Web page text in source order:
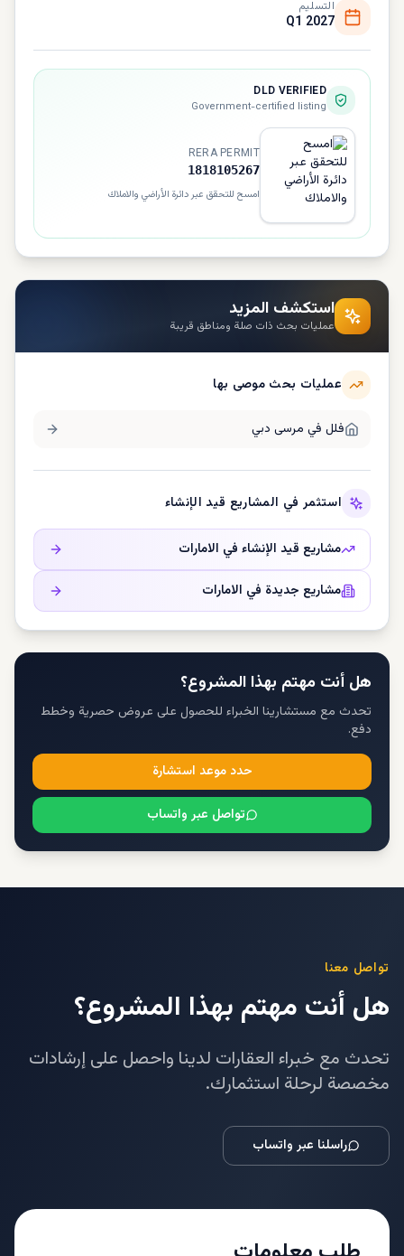
التسليم
Q1 2027
DLD VERIFIED
Government-certified listing
RERA PERMIT
1818105267
امسح للتحقق عبر دائرة الأراضي والاملاك
استكشف المزيد
عمليات بحث ذات صلة ومناطق قريبة
عمليات بحث موصى بها
فلل في مرسى دبي
استثمر في المشاريع قيد الإنشاء
مشاريع قيد الإنشاء في الامارات
مشاريع جديدة في الامارات
هل أنت مهتم بهذا المشروع؟
تحدث مع مستشارينا الخبراء للحصول على عروض حصرية وخطط
دفع.
حدد موعد استشارة
تواصل عبر واتساب
تواصل معنا
هل أنت مهتم بهذا المشروع؟
تحدث مع خبراء العقارات لدينا واحصل على إرشادات
مخصصة لرحلة استثمارك.
راسلنا عبر واتساب